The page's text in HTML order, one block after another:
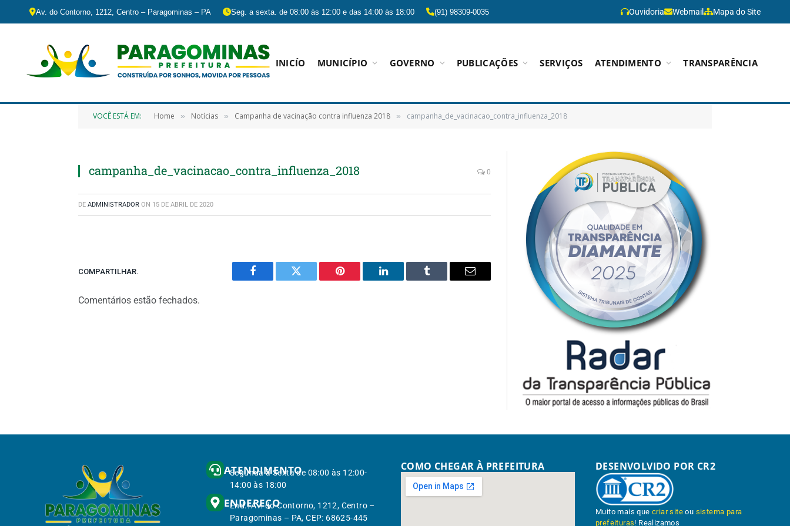
Av. do Contorno, 1212, Centro – Paragominas – PA Seg. a sexta. de 08:00 às 12:00 e das 14:00 às 18:00 (91) 98309-0035 Ouvidoria Webmail Mapa do Site
INICÍO MUNICÍPIO GOVERNO PUBLICAÇÕES SERVIÇOS ATENDIMENTO TRANSPARÊNCIA
VOCÊ ESTÁ EM: Home » Notícias » Campanha de vacinação contra influenza 2018 » campanha_de_vacinacao_contra_influenza_2018
campanha_de_vacinacao_contra_influenza_2018 0
DE ADMINISTRADOR ON 15 DE ABRIL DE 2020
COMPARTILHAR.
Facebook Twitter Pinterest LinkedIn Tumblr Email
Comentários estão fechados.
ATENDIMENTO
Segunda à Sexta de 08:00 às 12:00-
14:00 às 18:00
ENDEREÇO
End.: Av. do Contorno, 1212, Centro –
Paragominas – PA, CEP: 68625-445
COMO CHEGAR À PREFEITURA DESENVOLVIDO POR CR2
Muito mais quecriar site ou sistema para
prefeituras! Realizamos